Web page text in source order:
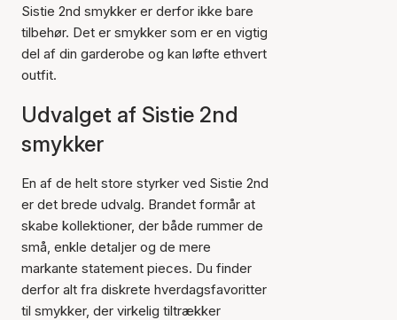
Sistie 2nd smykker er derfor ikke bare
tilbehør. Det er smykker som er en vigtig
del af din garderobe og kan løfte ethvert
outfit.
Udvalget af Sistie 2nd
smykker
En af de helt store styrker ved Sistie 2nd
er det brede udvalg. Brandet formår at
skabe kollektioner, der både rummer de
små, enkle detaljer og de mere
markante statement pieces. Du finder
derfor alt fra diskrete hverdagsfavoritter
til smykker, der virkelig tiltrækker